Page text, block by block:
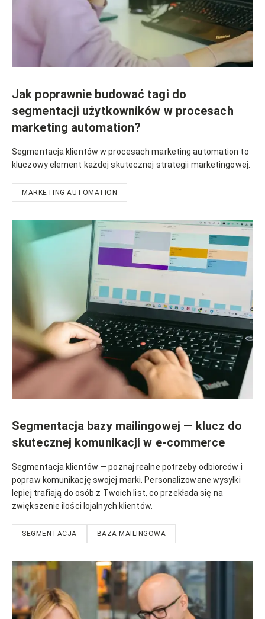
Jak poprawnie budować tagi do
segmentacji użytkowników w procesach
marketing automation?
Segmentacja klientów w procesach marketing automation to
kluczowy element każdej skutecznej strategii marketingowej.
MARKETING AUTOMATION
Segmentacja bazy mailingowej — klucz do
skutecznej komunikacji w e-commerce
Segmentacja klientów — poznaj realne potrzeby odbiorców i
popraw komunikację swojej marki. Personalizowane wysyłki
lepiej trafiają do osób z Twoich list, co przekłada się na
zwiększenie ilości lojalnych klientów.
SEGMENTACJA BAZA MAILINGOWA